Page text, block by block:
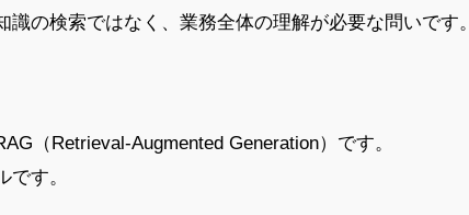
識の検索ではなく、業務全体の理解が必要な問いです。
（Retrieval-Augmented Generation）です。
す。